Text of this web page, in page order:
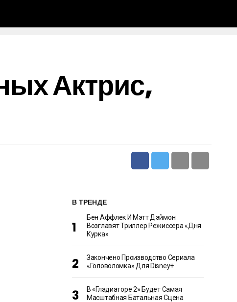
Актрис,
В ТРЕНДЕ
Бен Аффлек И Мэтт Дэймон
Возглавят Триллер Режиссера «Дня
Курка»
Закончено Производство Сериала
«Головоломка» Для Disney+
В «Гладиаторе 2» Будет Самая
Масштабная Батальная Сцена